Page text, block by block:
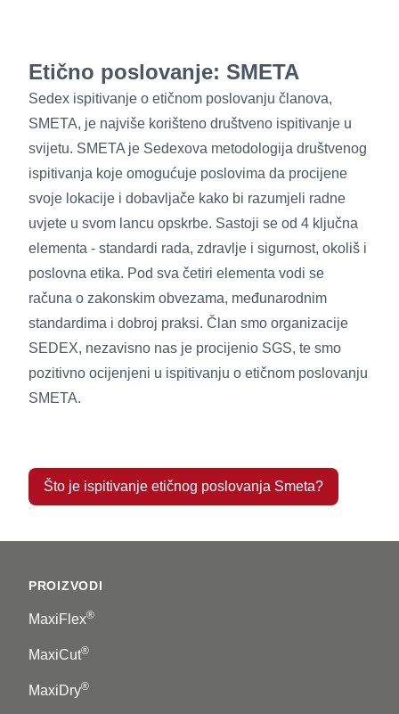
Etično poslovanje: SMETA
Sedex ispitivanje o etičnom poslovanju članova,
SMETA, je najviše korišteno društveno ispitivanje u
svijetu. SMETA je Sedexova metodologija društvenog
ispitivanja koje omogućuje poslovima da procijene
svoje lokacije i dobavljače kako bi razumjeli radne
uvjete u svom lancu opskrbe. Sastoji se od 4 ključna
elementa - standardi rada, zdravlje i sigurnost, okoliš i
poslovna etika. Pod sva četiri elementa vodi se
računa o zakonskim obvezama, međunarodnim
standardima i dobroj praksi. Član smo organizacije
SEDEX, nezavisno nas je procijenio SGS, te smo
pozitivno ocijenjeni u ispitivanju o etičnom poslovanju
SMETA.
Što je ispitivanje etičnog poslovanja Smeta?
PROIZVODI
MaxiFlex®
MaxiCut®
MaxiDry®